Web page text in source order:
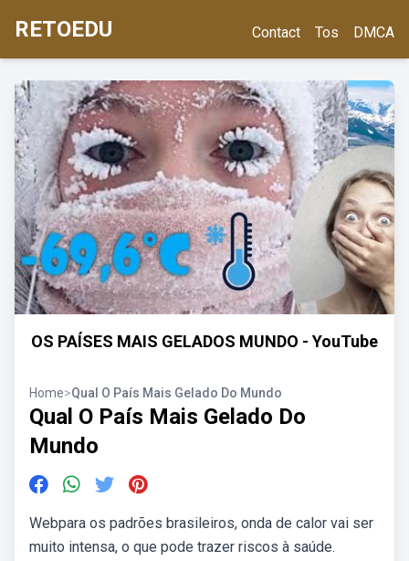
RETOEDU Contact Tos DMCA
OS PAÍSES MAIS GELADOS MUNDO - YouTube
Home>Qual O País Mais Gelado Do Mundo
Qual O País Mais Gelado Do
Mundo
Webpara os padrões brasileiros, onda de calor vai ser
muito intensa, o que pode trazer riscos à saúde.